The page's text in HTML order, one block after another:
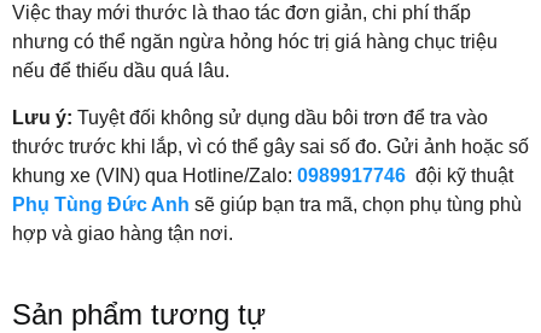
Việc thay mới thước là thao tác đơn giản, chi phí thấp
nhưng có thể ngăn ngừa hỏng hóc trị giá hàng chục triệu
nếu để thiếu dầu quá lâu.
Lưu ý: Tuyệt đối không sử dụng dầu bôi trơn để tra vào
thước trước khi lắp, vì có thể gây sai số đo. Gửi ảnh hoặc số
khung xe (VIN) qua Hotline/Zalo: 0989917746 đội kỹ thuật
Phụ Tùng Đức Anh sẽ giúp bạn tra mã, chọn phụ tùng phù
hợp và giao hàng tận nơi.
Sản phẩm tương tự